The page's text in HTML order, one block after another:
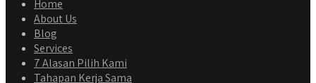
Home
About Us
Blog
Services
7 Alasan Pilih Kami
Tahapan Kerja Sama